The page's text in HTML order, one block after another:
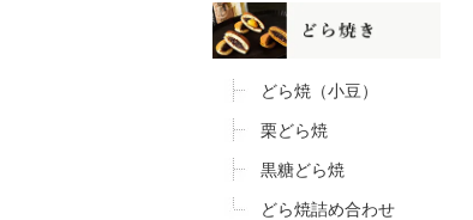
どら焼（小豆）
栗どら焼
黒糖どら焼
どら焼詰め合わせ